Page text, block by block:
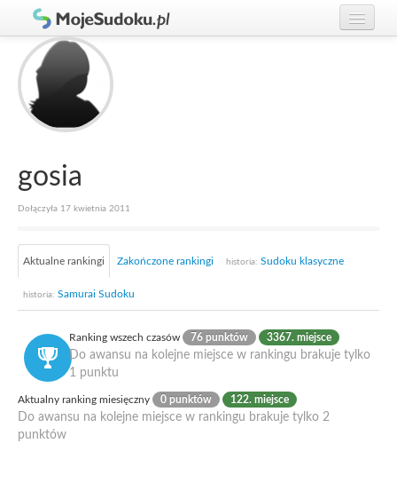
Graj w Sudoku!
Zasady Sudoku
Rankingi
Gracze
gosia
Dołączyła 17 kwietnia 2011
Aktualne rankingi Zakończone rankingi historia: Sudoku klasyczne
historia: Samurai Sudoku
Ranking wszech czasów 76 punktów 3367. miejsce
Do awansu na kolejne miejsce w rankingu brakuje tylko
1 punktu
Aktualny ranking miesięczny 0 punktów 122. miejsce
Do awansu na kolejne miejsce w rankingu brakuje tylko 2
punktów